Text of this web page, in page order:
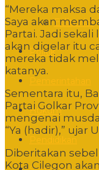
Editorial
Politik
Hukum
“Mereka maksa
Saya akan
Partai. Jadi
akan digelar itu
mereka tidak
katanya.
Sementara itu,
Partai Golkar
mengenai
“Ya (hadir),”
Diberitakan
Kota Cilegon